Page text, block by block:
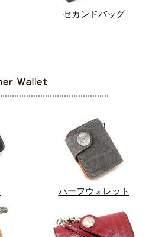
セカンドバッグ
ハーフウォレット